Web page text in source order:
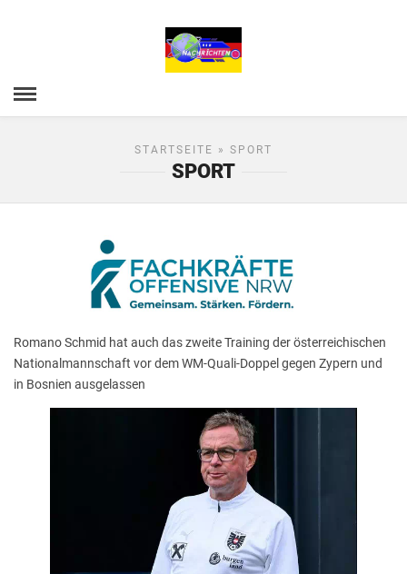
STARTSEITE » SPORT
SPORT
Romano Schmid hat auch das zweite Training der österreichischen
Nationalmannschaft vor dem WM-Quali-Doppel gegen Zypern und
in Bosnien ausgelassen